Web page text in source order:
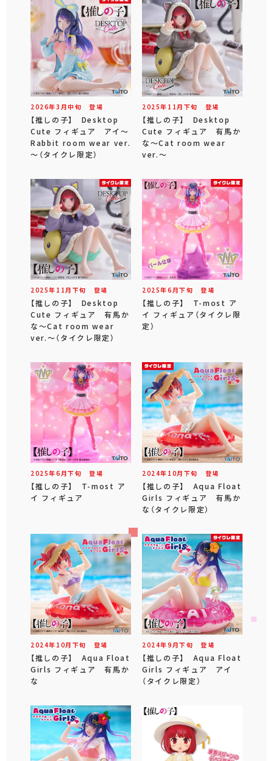
2026年3 月中旬 登場
【推しの子】 Desktop
Cute フィギュア アイ～
Rabbit room wear ver.
～（タイクレ限定）
2025年 11 月 下旬 登場
【推しの子】 Desktop
Cute フィギュア 有馬か
な～Cat room wear
ver.～
2025年 11 月 下旬 登場
【推しの子】 Desktop
Cute フィギュア 有馬か
な～Cat room wear
ver.～（タイクレ限定）
2025年6 月下旬 登場
【推しの子】 T-most ア
イ フィギュア（タイクレ限
定）
2025年6 月下旬 登場
【推しの子】 T-most ア
イ フィギュア
2024年 10月 下旬 登場
【推しの子】 Aqua Float
Girls フィギュア 有馬か
な（タイクレ限定）
2024年 10月 下旬 登場
【推しの子】 Aqua Float
Girls フィギュア 有馬か
な
2024年9 月下旬 登場
【推しの子】 Aqua Float
Girls フィギュア アイ
（タイクレ限定）